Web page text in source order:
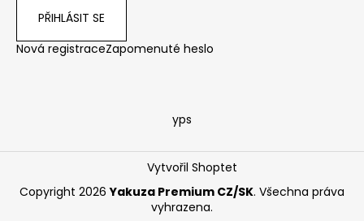
PŘIHLÁSIT SE
Nová registraceZapomenuté heslo
yps
Vytvořil Shoptet
Copyright 2026Yakuza Premium CZ/SK. Všechna práva
vyhrazena.